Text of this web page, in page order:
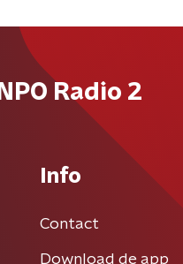
Radio 2
Info
Contact
Download de app